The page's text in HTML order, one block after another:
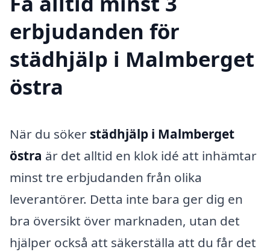
erbjudanden för
städhjälp i Malmberget
östra
När du söker städhjälp i Malmberget
östra är det alltid en klok idé att inhämtar
minst tre erbjudanden från olika
leverantörer. Detta inte bara ger dig en
bra översikt över marknaden, utan det
hjälper också att säkerställa att du får det